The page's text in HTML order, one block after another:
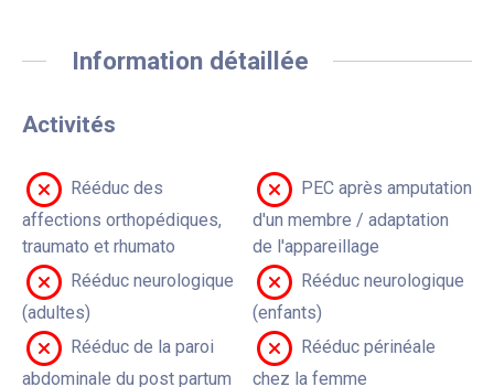
Information détaillée
Activités
Rééduc des
affections orthopédiques,
traumato et rhumato
PEC après amputation
d'un membre / adaptation
de l'appareillage
Rééduc neurologique
(adultes)
Rééduc neurologique
(enfants)
Rééduc de la paroi
abdominale du post partum
Rééduc périnéale
chez la femme